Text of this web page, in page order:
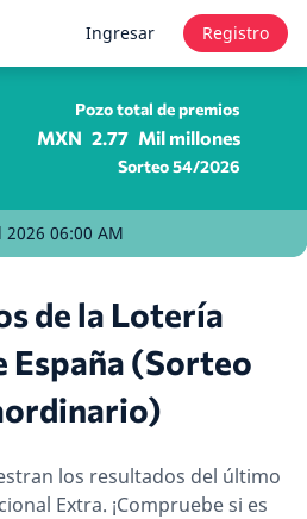
Ingresar Registro
Pozo total de premios
MXN 2.77 Mil millones
Sorteo 54/2026
2026 06:00 AM
de la Lotería
España (Sorteo
los resultados del último
Extra. ¡Compruebe si es